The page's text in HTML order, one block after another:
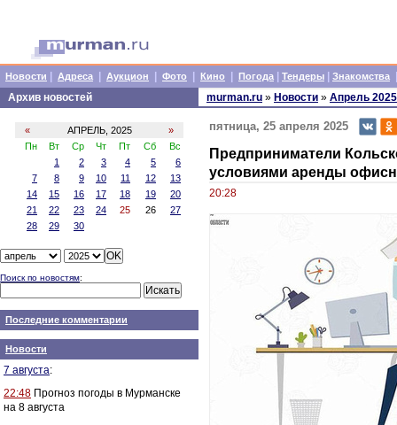
Новости Адреса Аукцион Фото Кино Погода Тендеры Знакомства
Архив новостей
« АПРЕЛЬ, 2025
»
Пн
Вт Ср Чт Пт Сб
Вс
1
2 3 4 5
6
7
8 9 10 11 12
13
14
15 16 17 18 19
20
21
22 23 24 25 26
27
28
29 30
Поиск по новостям:
Последние комментарии
Новости
7 августа:
22:48 Прогноз погоды в Мурманске
на 8 августа
murman.ru » Новости » Апрель 2025
пятница, 25 апреля 2025
Предприниматели
условиями аренды
20:28